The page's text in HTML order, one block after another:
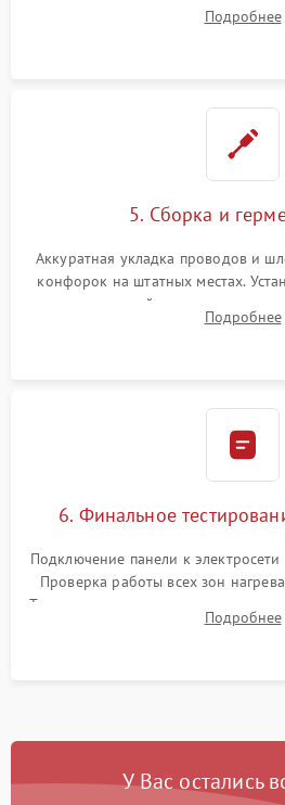
дорожек. Очистка контактов и
Подробнее
5. Сборка и
Аккуратная укладка проводов и
конфорок на штатных местах.
проверкой равномерности
термостойкого герметика или
Подробнее
6. Финальное
Подключение панели к электросети
Проверка работы всех зон
Тестирование сенсорного
остаточного тепла и систем
Подробнее
У Вас остались